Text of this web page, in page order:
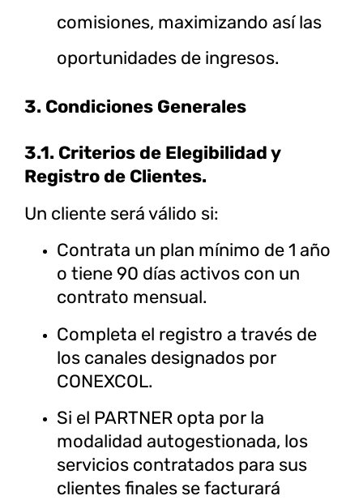
comisiones, maximizando así las
oportunidades de ingresos.
3. Condiciones Generales
3.1. Criterios de Elegibilidad y
Registro de Clientes.
Un cliente será válido si:
Contrata un plan mínimo de 1 año
o tiene 90 días activos con un
contrato mensual.
Completa el registro a través de
los canales designados por
CONEXCOL.
Si el PARTNER opta por la
modalidad autogestionada, los
servicios contratados para sus
clientes finales se facturará